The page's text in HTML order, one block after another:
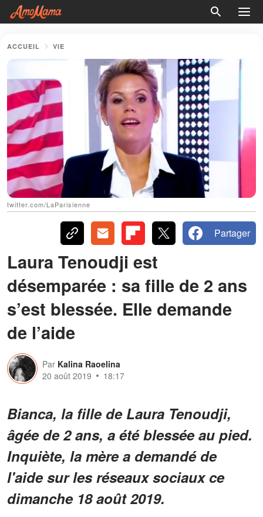
ACCUEIL VIE
twitter.com/LaParisienne
Partager
Laura Tenoudji est
désemparée : sa fille de 2 ans
s’est blessée. Elle demande
de l’aide
Par Kalina Raoelina
20 août 2019
18:17
Bianca, la fille de Laura Tenoudji,
âgée de 2 ans, a été blessée au pied.
Inquiète, la mère a demandé de
l'aide sur les réseaux sociaux ce
dimanche 18 août 2019.